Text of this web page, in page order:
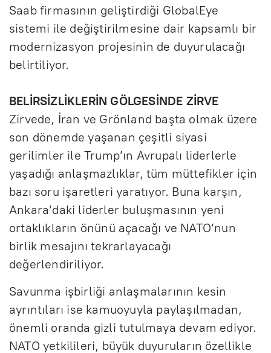
Saab firmasının geliştirdiği GlobalEye
sistemi ile değiştirilmesine dair kapsamlı bir
modernizasyon projesinin de duyurulacağı
belirtiliyor.
BELİRSİZLİKLERİN GÖLGESİNDE ZİRVE
Zirvede, İran ve Grönland başta olmak üzere
son dönemde yaşanan çeşitli siyasi
gerilimler ile Trump’ın Avrupalı liderlerle
yaşadığı anlaşmazlıklar, tüm müttefikler için
bazı soru işaretleri yaratıyor. Buna karşın,
Ankara’daki liderler buluşmasının yeni
ortaklıkların önünü açacağı ve NATO’nun
birlik mesajını tekrarlayacağı
değerlendiriliyor.
Savunma işbirliği anlaşmalarının kesin
ayrıntıları ise kamuoyuyla paylaşılmadan,
önemli oranda gizli tutulmaya devam ediyor.
NATO yetkilileri, büyük duyuruların özellikle